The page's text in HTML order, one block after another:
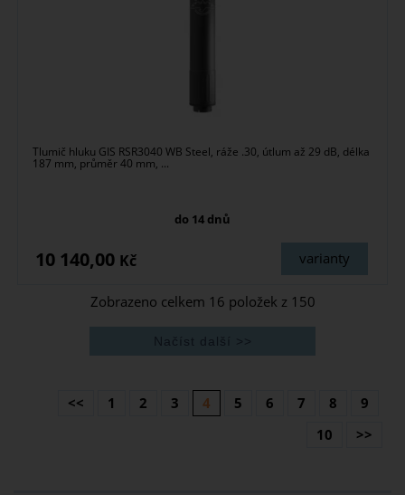
Tlumič hluku GIS RSR3040 WB Steel, ráže .30, útlum až 29 dB, délka
187 mm, průměr 40 mm, ...
do 14 dnů
varianty
10 140,00 Kč
Zobrazeno celkem 16 položek z 150
<< 1 2 3 4 5 6 7 8
9
10
>>